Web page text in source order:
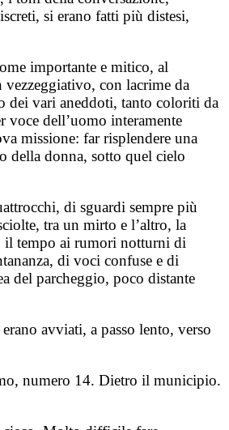
si erano fatti più distesi,
importante e mitico, al
con lacrime da
dei vari aneddoti, tanto coloriti da
voce dell’uomo interamente
missione: far risplendere una
della donna, sotto quel cielo
di sguardi sempre più
tra un mirto e l’altro, la
il tempo ai rumori notturni di
di voci confuse e di
del parcheggio, poco distante
avviati, a passo lento, verso
numero 14. Dietro il municipio.